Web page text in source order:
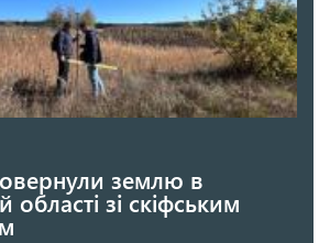
землю в
області зі скіфським